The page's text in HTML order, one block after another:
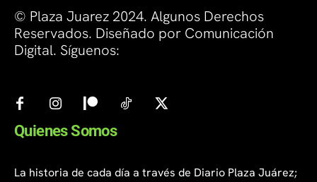
© Plaza Juarez 2024. Algunos Derechos
Reservados. Diseñado por Comunicación
Digital. Síguenos:
Quienes Somos
La historia de cada día a través de Diario Plaza Juárez;